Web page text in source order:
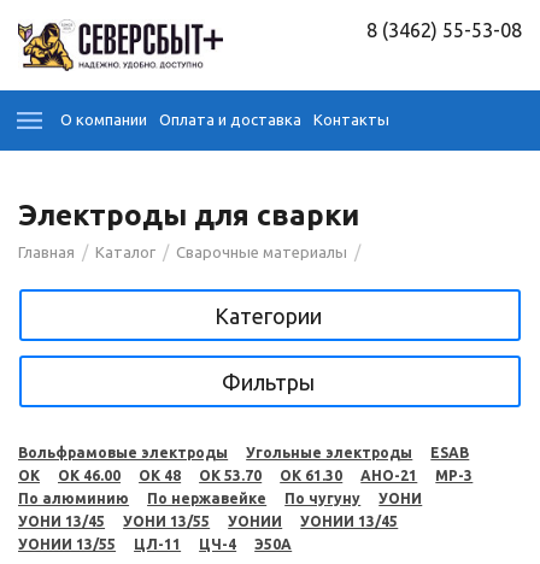
8 (3462) 55-53-08
О компании Оплата и доставка Контакты
Электроды для сварки
Главная / Каталог / Сварочные материалы /
Категории
Фильтры
Вольфрамовые электроды Угольные электроды
ESAB
OK
OK 46.00 OK 48 OK 53.70 OK 61.30 АНО-21
МР-3
По алюминию
По нержавейке По чугуну
УОНИ
УОНИ 13/45
УОНИ 13/55 УОНИИ
УОНИИ 13/45
УОНИИ 13/55
ЦЛ-11 ЦЧ-4 Э50А